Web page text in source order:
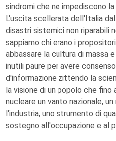
sindromi che ne impediscono la
L'uscita scellerata dell'Italia
disastri sistemici non riparabili
sappiamo chi erano i
abbassare la cultura di massa
inutili paure per avere
d'informazione zittendo la
la visione di un popolo che fino
nucleare un vanto nazionale,
l'industria, uno strumento di
sostegno all'occupazione e al